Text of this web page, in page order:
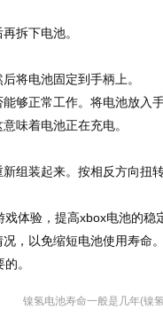
拆下电池。
将电池固定到手柄上。
正常工作。将电池放入
味着电池正在充电。
装起来。按相反方向扭
验，提高xbox电池的稳
，以免缩短电池使用寿命
。